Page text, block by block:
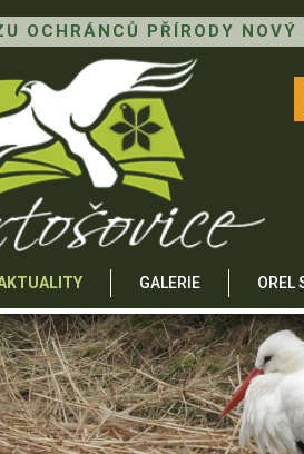
OCHRÁNCŮ PŘÍRODY NOVÝ
GALERIE OREL